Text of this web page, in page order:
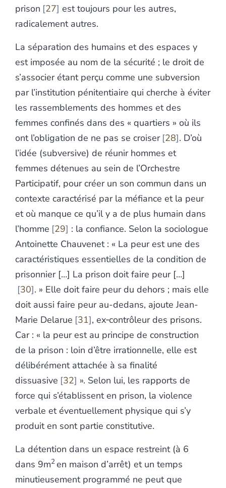
prison 27 est toujours pour les autres,
radicalement autres.
La séparation des humains et des espaces y
est imposée au nom de la sécurité ; le droit de
s’associer étant perçu comme une subversion
par l’institution pénitentiaire qui cherche à éviter
les rassemblements des hommes et des
femmes confinés dans des « quartiers » où ils
ont l’obligation de ne pas se croiser 28 . D’où
l’idée (subversive) de réunir hommes et
femmes détenues au sein de l’Orchestre
Participatif, pour créer un son commun dans un
contexte caractérisé par la méfiance et la peur
et où manque ce qu’il y a de plus humain dans
l’homme 29 : la confiance. Selon la sociologue
Antoinette Chauvenet : « La peur est une des
caractéristiques essentielles de la condition de
prisonnier […] La prison doit faire peur […]
30 . » Elle doit faire peur du dehors ; mais elle
doit aussi faire peur au-dedans, ajoute Jean-
Marie Delarue 31 , ex‑contrôleur des prisons.
Car : « la peur est au principe de construction
de la prison : loin d’être irrationnelle, elle est
délibérément attachée à sa finalité
dissuasive 32 ». Selon lui, les rapports de
force qui s’établissent en prison, la violence
verbale et éventuellement physique qui s’y
produit en sont partie constitutive.
La détention dans un espace restreint (à 6
dans 9m2en maison d’arrêt) et un temps
minutieusement programmé ne peut que